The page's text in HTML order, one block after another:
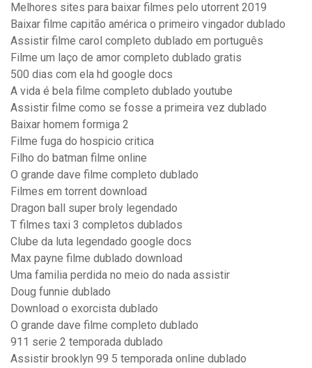
Melhores sites para baixar filmes pelo utorrent 2019
Baixar filme capitão américa o primeiro vingador dublado
Assistir filme carol completo dublado em português
Filme um laço de amor completo dublado gratis
500 dias com ela hd google docs
A vida é bela filme completo dublado youtube
Assistir filme como se fosse a primeira vez dublado
Baixar homem formiga 2
Filme fuga do hospicio critica
Filho do batman filme online
O grande dave filme completo dublado
Filmes em torrent download
Dragon ball super broly legendado
T filmes taxi 3 completos dublados
Clube da luta legendado google docs
Max payne filme dublado download
Uma familia perdida no meio do nada assistir
Doug funnie dublado
Download o exorcista dublado
O grande dave filme completo dublado
911 serie 2 temporada dublado
Assistir brooklyn 99 5 temporada online dublado